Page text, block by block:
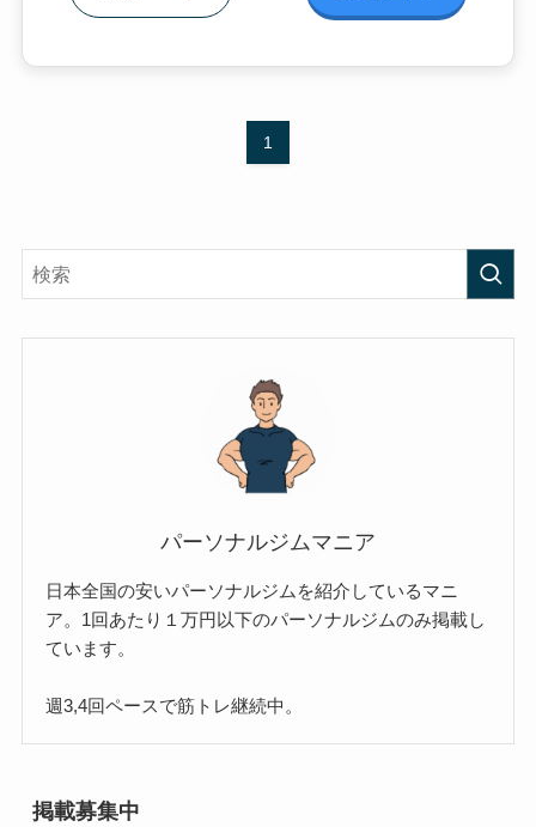
1
パーソナルジムマニア
日本全国の安いパーソナルジムを紹介しているマニ
ア。1回あたり１万円以下のパーソナルジムのみ掲載し
ています。
週3,4回ペースで筋トレ継続中。
掲載募集中